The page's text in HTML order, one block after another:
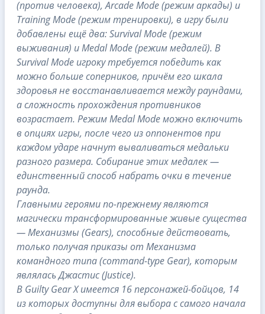
(против человека), Arcade Mode (режим аркады) и
Training Mode (режим тренировки), в игру были
добавлены ещё два: Survival Mode (режим
выживания) и Medal Mode (режим медалей). В
Survival Mode игроку требуется победить как
можно больше соперников, причём его шкала
здоровья не восстанавливается между раундами,
а сложность прохождения противников
возрастает. Режим Medal Mode можно включить
в опциях игры, после чего из оппонентов при
каждом ударе начнут вываливаться медальки
разного размера. Собирание этих медалек —
единственный способ набрать очки в течение
раунда.
Главными героями по-прежнему являются
магически трансформированные живые существа
— Механизмы (Gears), способные действовать,
только получая приказы от Механизма
командного типа (command-type Gear), которым
являлась Джастис (Justice).
В Guilty Gear X имеется 16 персонажей-бойцов, 14
из которых доступны для выбора с самого начала